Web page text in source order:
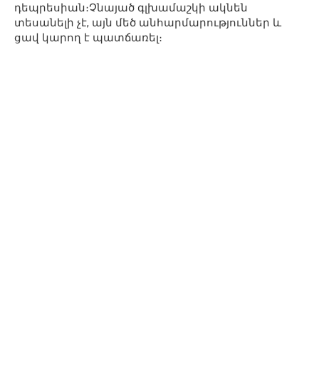
դեպրեսիան։Չնայած գլխամաշկի ակնեն
տեսանելի չէ, այն մեծ անհարմարություններ և
ցավ կարող է պատճառել։